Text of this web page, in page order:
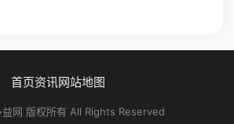
首页资讯网站地图
网 版权所有 All Rights Reserved